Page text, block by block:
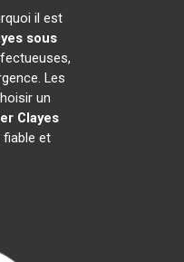
il est
sous
Les
un
Clayes
fiable et